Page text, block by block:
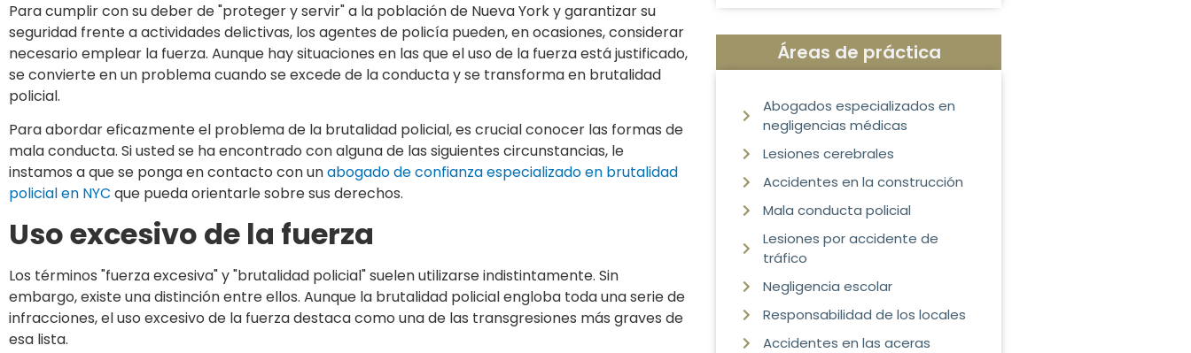
Para cumplir con su deber de "proteger y servir" a la población de Nueva York y garantizar su
seguridad frente a actividades delictivas, los agentes de policía pueden, en ocasiones, considerar
necesario emplear la fuerza. Aunque hay situaciones en las que el uso de la fuerza está justificado,
se convierte en un problema cuando se excede de la conducta y se transforma en brutalidad
policial.
Para abordar eficazmente el problema de la brutalidad policial, es crucial conocer las formas de
mala conducta. Si usted se ha encontrado con alguna de las siguientes circunstancias, le
instamos a que se ponga en contacto con unabogado de confianza especializado en brutalidad
policial en NYC que pueda orientarle sobre sus derechos.
Uso excesivo de la fuerza
Los términos "fuerza excesiva" y "brutalidad policial" suelen utilizarse indistintamente. Sin
embargo, existe una distinción entre ellos. Aunque la brutalidad policial engloba toda una serie de
infracciones, el uso excesivo de la fuerza destaca como una de las transgresiones más graves de
esa lista.
Áreas de práctica
Abogados especializados en
negligencias médicas
Lesiones cerebrales
Accidentes en la construcción
Mala conducta policial
Lesiones por accidente de
tráfico
Negligencia escolar
Responsabilidad de los locales
Accidentes en las aceras